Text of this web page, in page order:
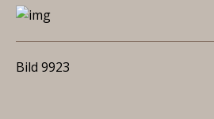
Bild 9923